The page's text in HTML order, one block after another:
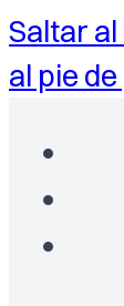
Saltar
al pie